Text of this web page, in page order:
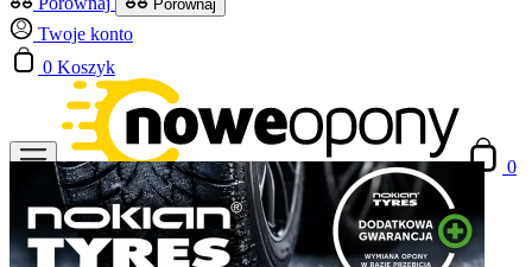
Porównaj
Twoje konto
0 Koszyk
0